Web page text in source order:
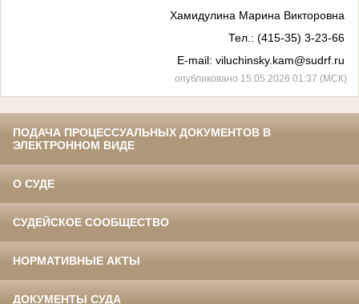
Хамидулина Марина Викторовна
Тел.: (415-35) 3-23-66
E-mail: viluchinsky.kam@sudrf.ru
опубликовано 15.05.2026 01:37 (МСК)
ПОДАЧА ПРОЦЕССУАЛЬНЫХ ДОКУМЕНТОВ В
ЭЛЕКТРОННОМ ВИДЕ
О СУДЕ
СУДЕЙСКОЕ СООБЩЕСТВО
НОРМАТИВНЫЕ АКТЫ
ДОКУМЕНТЫ СУДА